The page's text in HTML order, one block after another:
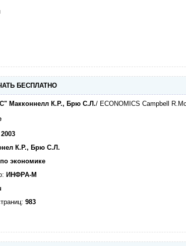
БЕСПЛАТНО
Макконнелл К.Р., Брю С.Л./ ECONOMICS Campbell
2003
К.Р., Брю С.Л.
экономике
ИНФРА-М
983